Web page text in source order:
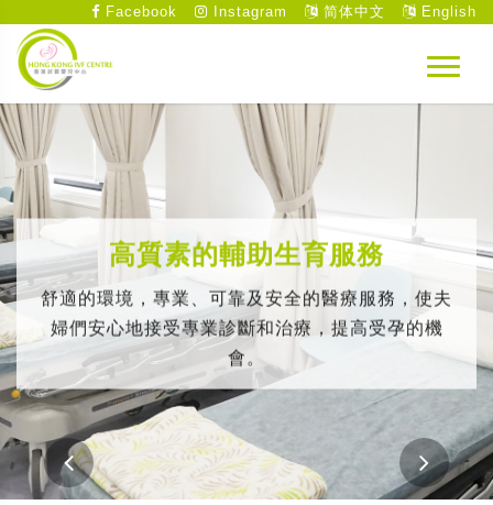
Facebook Instagram 简体中文 English
高質素的輔助生育服務
舒適的環境，專業、可靠及安全的醫療服務，使夫
婦們安心地接受專業診斷和治療，提高受孕的機
會。